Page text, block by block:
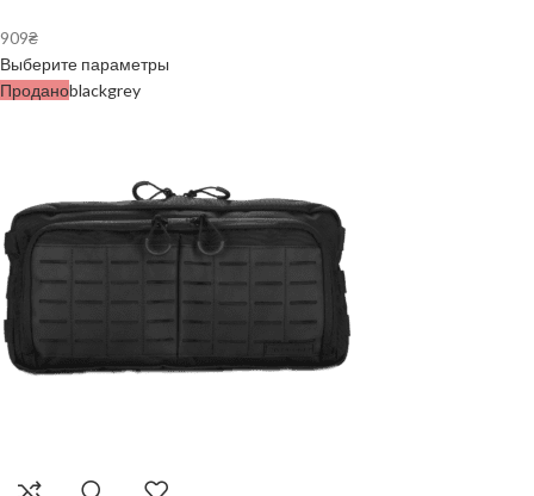
909₴
Выберите параметры
Проданоblackgrey